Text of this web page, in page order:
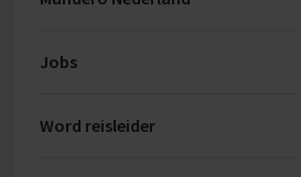
Jobs
Word reisleider